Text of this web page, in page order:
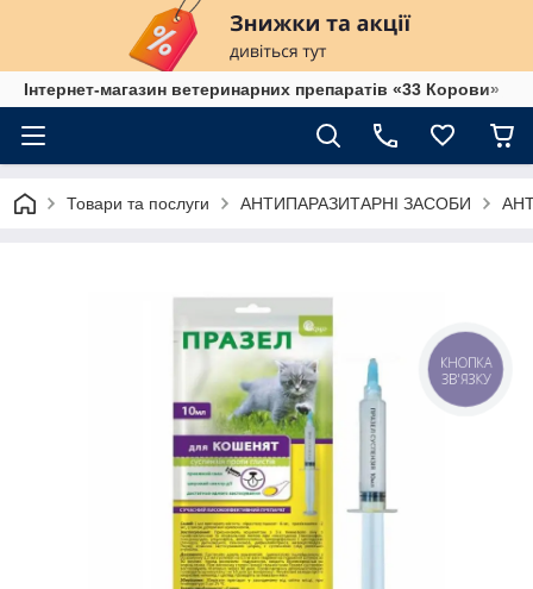
Інтернет-магазин ветеринарних препаратів «33 Корови»
Товари та послуги АНТИПАРАЗИТАРНІ ЗАСОБИ
КНОПКА
ЗВ'ЯЗКУ